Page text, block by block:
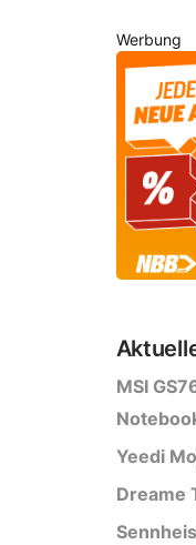
Werbung
MSI
Yeedi
Dreame